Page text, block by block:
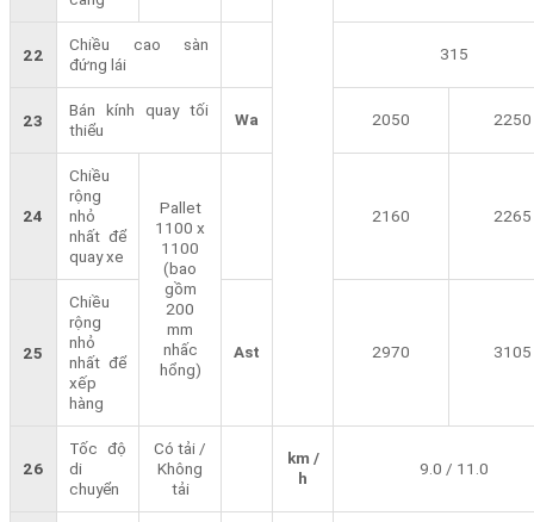
22
Chiều cao sàn
đứng lái
315
23
Bán kính quay tối
thiểu
Wa 2050 2250
24
Chiều
rộng
nhỏ
nhất để
quay xe
Pallet
1100 x
1100
(bao
gồm
200
mm
nhấc
hổng)
2160 2265
25
Chiều
rộng
nhỏ
nhất để
xếp
hàng
Ast 2970 3105
26
Tốc độ
di
chuyển
Có tải /
Không
tải
km /
h
9.0 / 11.0